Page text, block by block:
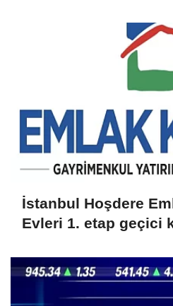
İstanbul Hoşdere
Evleri 1. etap geçici